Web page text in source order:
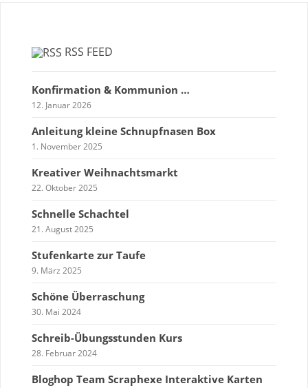
RSS FEED
Konfirmation & Kommunion …
12. Januar 2026
Anleitung kleine Schnupfnasen Box
1. November 2025
Kreativer Weihnachtsmarkt
22. Oktober 2025
Schnelle Schachtel
21. August 2025
Stufenkarte zur Taufe
9. März 2025
Schöne Überraschung
30. Mai 2024
Schreib-Übungsstunden Kurs
28. Februar 2024
Bloghop Team Scraphexe Interaktive Karten